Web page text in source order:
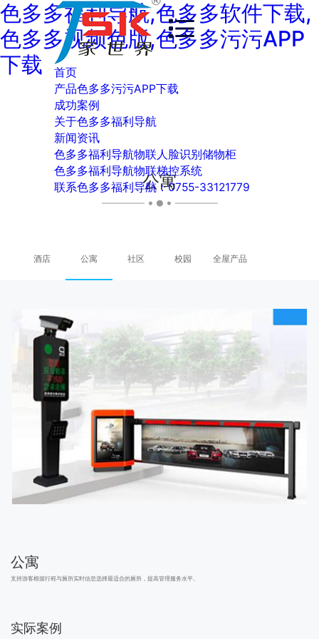
色多多福利导航,色多多软件下载,
色多多视频色版,色多多污污APP
下载
首页
产品色多多污污APP下载
成功案例
关于色多多福利导航
新闻资讯
色多多福利导航物联人脸识别储物柜
色多多福利导航物联梯控系统
联系色多多福利导航：0755-33121779
公寓
酒店 公寓 社区 校园 全屋产品
社区